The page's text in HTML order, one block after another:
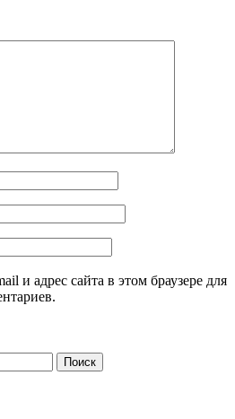
и адрес сайта в этом браузере для